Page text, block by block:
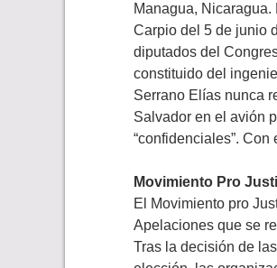
Managua,
Carpio del 5 de junio
diputados del
constituido del
Serrano Elías nunca
Salvador en el avión
“confidenciales”.
Movimiento Pro
El Movimiento pro
Apelaciones que se
Tras la decisión de